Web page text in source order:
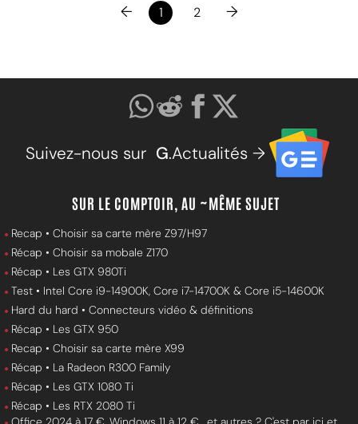
← 1 2 →
Suivez-nous sur G.Actualités →
SUR LE COMPTOIR, AU ~MÊME SUJET
Recap • Choisir sa carte mère Z97/H97
Récap • Choisir sa mobale Z170
Récap • Les GTX 980Ti
Test • Intel Core i9-14900K, Core i7-14700K & Core i5-14600K
Hard du hard • Connecteurs vidéo & définitions
Récap • Les GTX 950
Recap • Choisir sa carte mère X99
Récap • La Radeon R300 Family
Récap • Les GTX 1080 Ti
Récap • Les RTX 2080 Ti